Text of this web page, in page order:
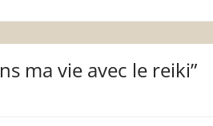
ma vie avec le reiki”